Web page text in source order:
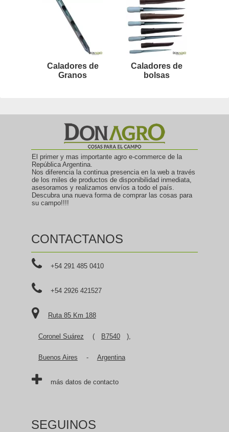
Caladores de
Granos
Caladores de
bolsas
El primer y mas importante agro e-commerce de la
República Argentina.
Nos diferencia la continua presencia en la web a través
de los miles de productos de disponibilidad inmediata,
asesoramos y realizamos envíos a todo el país.
Descubra una nueva forma de comprar las cosas para
su campo!!!!
CONTACTANOS
+54 291 485 0410
+54 2926 421527
Ruta 85 Km 188
Coronel Suárez ( B7540 ),
Buenos Aires - Argentina
más datos de contacto
SEGUINOS